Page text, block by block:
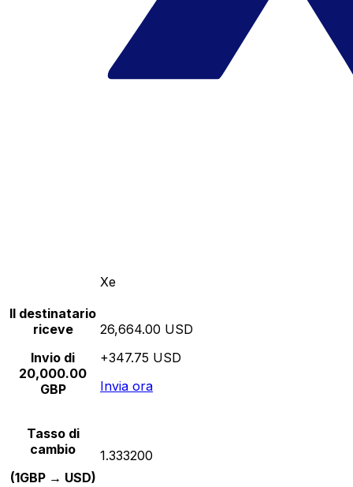
Xe
Il destinatario
riceve
Invio di
20,000.00
GBP
26,664.00 USD
+347.75 USD
Invia ora
Tasso di
cambio
(1GBP → USD)
1.333200